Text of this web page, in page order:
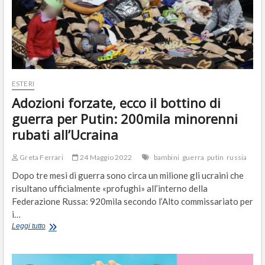
discriminazione
dei
bimbi
down!
ESTERI
Adozioni forzate, ecco il bottino di
guerra per Putin: 200mila minorenni
rubati all’Ucraina
Greta Ferrari 24 Maggio 2022 bambini guerra putin russia
Dopo tre mesi di guerra sono circa un milione gli ucraini che
risultano ufficialmente «profughi» all’interno della
Federazione Russa: 920mila secondo l’Alto commissariato per
i…
Leggi tuttoAdozioni